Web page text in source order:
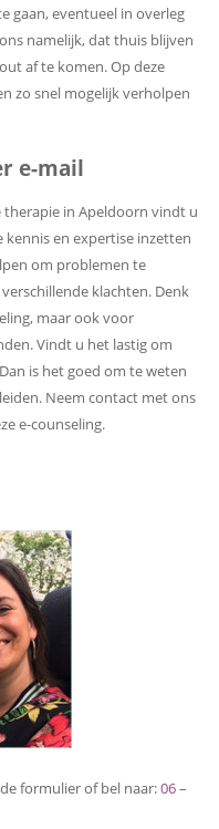
gaan, eventueel in overleg
namelijk, dat thuis blijven
af te komen. Op deze
zo snel mogelijk verholpen
e-mail
in Apeldoorn vindt u
en expertise inzetten
om problemen te
klachten. Denk
maar ook voor
Vindt u het lastig om
is het goed om te weten
Neem contact met ons
e-counseling.
formulier of bel naar:06 –